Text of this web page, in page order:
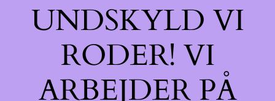
UNDSKYLD VI
RODER! VI
ARBEJDER PÅ